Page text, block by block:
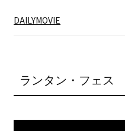
DAILYMOVIE
ランタン・フェス